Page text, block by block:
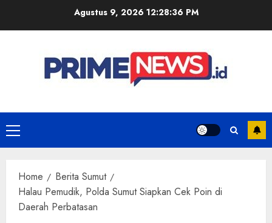
Agustus 9, 2026 12:28:36 PM
Primary
Menu
Home
Berita Sumut
Halau Pemudik, Polda Sumut Siapkan Cek Poin di
Daerah Perbatasan